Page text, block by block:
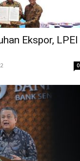
Ekspor, LPEI
0